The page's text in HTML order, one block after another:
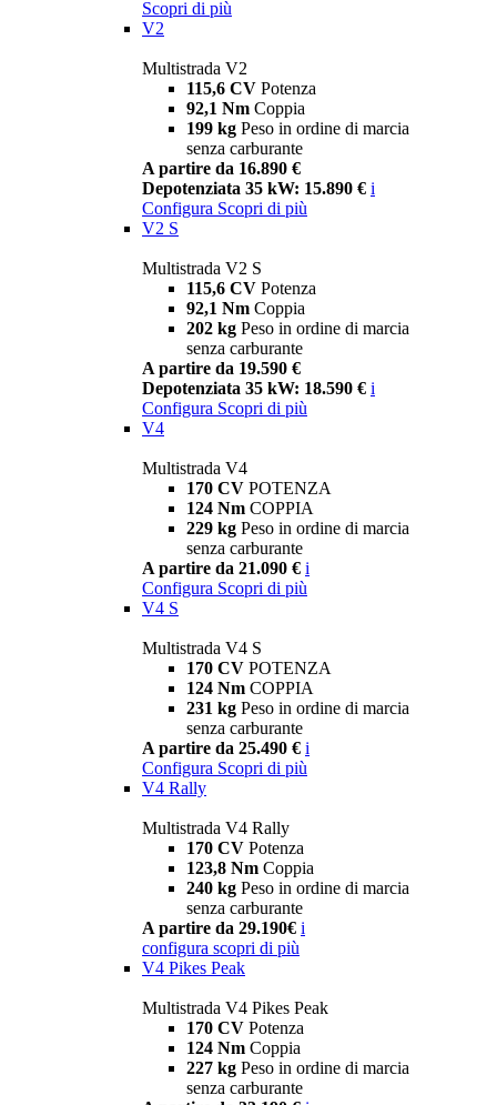
Scopri di più
V2
Multistrada V2
115,6 CV Potenza
92,1 Nm Coppia
199 kg Peso in ordine di marcia
senza carburante
A partire da 16.890 €
Depotenziata 35 kW: 15.890 € i
Configura Scopri di più
V2 S
Multistrada V2 S
115,6 CV Potenza
92,1 Nm Coppia
202 kg Peso in ordine di marcia
senza carburante
A partire da 19.590 €
Depotenziata 35 kW: 18.590 € i
Configura Scopri di più
V4
Multistrada V4
170 CV POTENZA
124 Nm COPPIA
229 kg Peso in ordine di marcia
senza carburante
A partire da 21.090 € i
Configura Scopri di più
V4 S
Multistrada V4 S
170 CV POTENZA
124 Nm COPPIA
231 kg Peso in ordine di marcia
senza carburante
A partire da 25.490 € i
Configura Scopri di più
V4 Rally
Multistrada V4 Rally
170 CV Potenza
123,8 Nm Coppia
240 kg Peso in ordine di marcia
senza carburante
A partire da 29.190€ i
configura scopri di più
V4 Pikes Peak
Multistrada V4 Pikes Peak
170 CV Potenza
124 Nm Coppia
227 kg Peso in ordine di marcia
senza carburante